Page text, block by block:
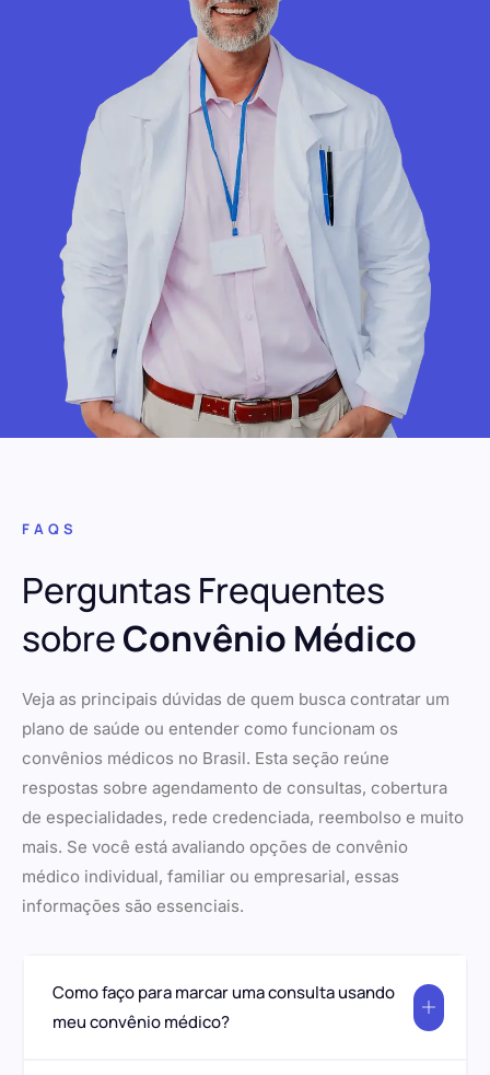
FAQS
Perguntas Frequentes
sobreConvênio Médico
Veja as principais dúvidas de quem busca contratar um
plano de saúde ou entender como funcionam os
convênios médicos no Brasil. Esta seção reúne
respostas sobre agendamento de consultas, cobertura
de especialidades, rede credenciada, reembolso e muito
mais. Se você está avaliando opções de convênio
médico individual, familiar ou empresarial, essas
informações são essenciais.
Como faço para marcar uma consulta usando
meu convênio médico?